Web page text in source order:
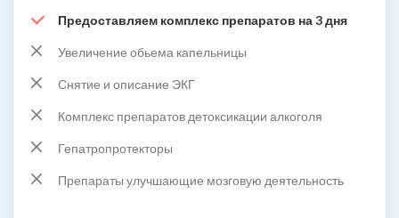
Предоставляем комплекс препаратов на 3 дня
Увеличение обьема капельницы
Снятие и описание ЭКГ
Комплекс препаратов детоксикации алкоголя
Гепатропротекторы
Препараты улучшающие мозговую деятельность